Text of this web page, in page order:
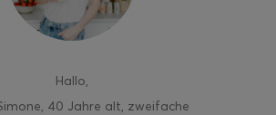
Hallo,
40 Jahre alt, zweifache